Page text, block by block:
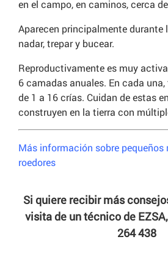
en el campo, en caminos, cerca
Aparecen principalmente durante
nadar, trepar y bucear.
Reproductivamente es muy
6 camadas anuales. En cada
de 1 a 16 crías. Cuidan de estas
construyen en la tierra con
Más información sobre pequeños
roedores
Si quiere recibir más
visita de un técnico de
264 438